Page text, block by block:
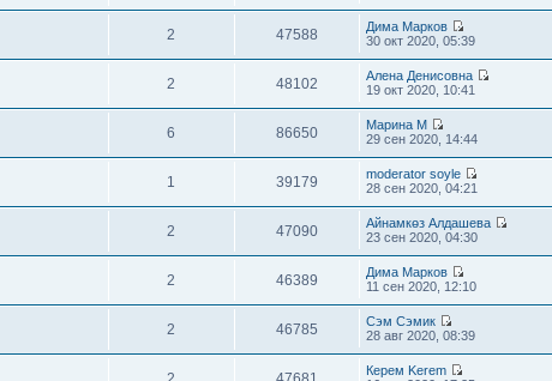
2 47588
Дима Марков
30 окт 2020, 05:39
2 48102
Алена Денисовна
19 окт 2020, 10:41
6 86650
Марина М
29 сен 2020, 14:44
1 39179
moderator soyle
28 сен 2020, 04:21
2 47090
Айнамкөз Алдашева
23 сен 2020, 04:30
2 46389
Дима Марков
11 сен 2020, 12:10
2 46785
Сэм Сэмик
28 авг 2020, 08:39
Керем Kerem